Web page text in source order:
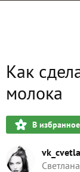
Как
молока
В